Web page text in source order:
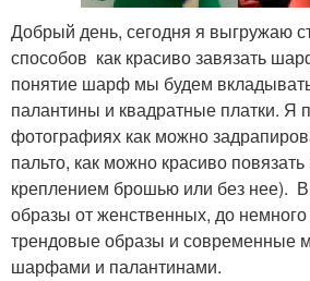
Добрый день, сегодня я выгружаю
способов как красиво завязать
понятие шарф мы будем
палантины и квадратные платки. Я
фотографиях как можно
пальто, как можно красиво
креплением брошью или без нее).
образы от женственных, до
трендовые образы и современные
шарфами и палантинами.